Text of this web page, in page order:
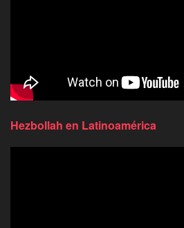
Hezbollah en Latinoamérica